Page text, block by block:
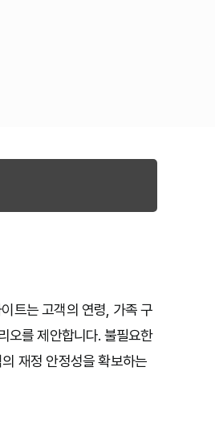
트는 고객의 연령, 가족 구
오를 제안합니다. 불필요한
재정 안정성을 확보하는